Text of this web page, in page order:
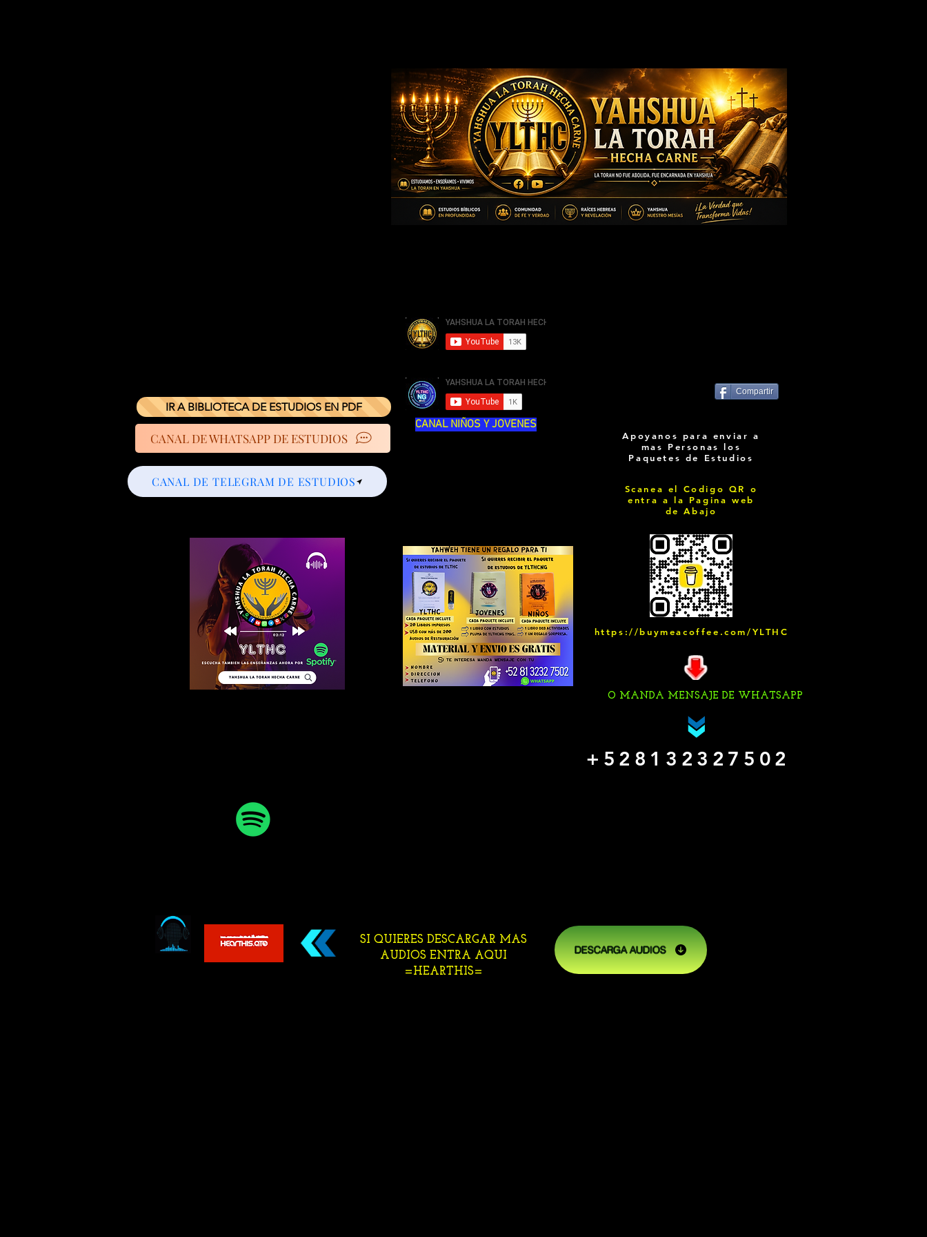
Compartir
IR A BIBLIOTECA DE ESTUDIOS EN PDF
CANAL DE WHATSAPP DE ESTUDIOS
CANAL NIÑOS Y JOVENES
CANAL DE TELEGRAM DE ESTUDIOS
Apoyanos para enviar a
mas Personas los
Paquetes de Estudios
Scanea el Codigo QR o
entra a la Pagina web
de Abajo
https://buymeacoffee.com/YLTHC
O MANDA MENSAJE DE WHATSAPP
+528132327502
SI QUIERES DESCARGAR MAS
AUDIOS ENTRA AQUI
=HEARTHIS=
DESCARGA AUDIOS